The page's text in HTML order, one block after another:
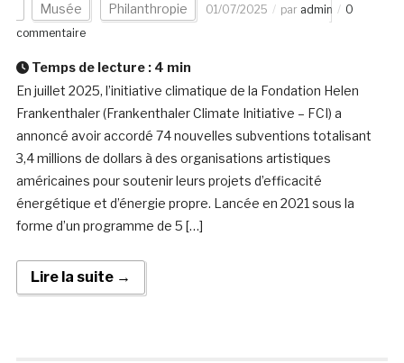
Musée Philanthropie 01/07/2025 par admin
0
commentaire
Temps de lecture : 4 min
En juillet 2025, l’initiative climatique de la Fondation Helen
Frankenthaler (Frankenthaler Climate Initiative – FCI) a
annoncé avoir accordé 74 nouvelles subventions totalisant
3,4 millions de dollars à des organisations artistiques
américaines pour soutenir leurs projets d’efficacité
énergétique et d’énergie propre. Lancée en 2021 sous la
forme d’un programme de 5 […]
Lire la suite →